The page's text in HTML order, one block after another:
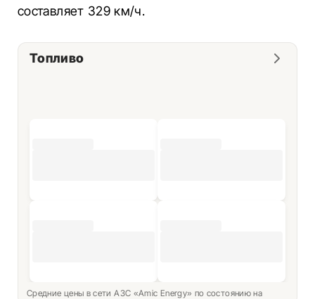
составляет 329 км/ч.
Топливо
Средние цены в сети АЗС «Amic Energy» по состоянию на